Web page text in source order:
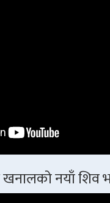
खनालको नयाँ